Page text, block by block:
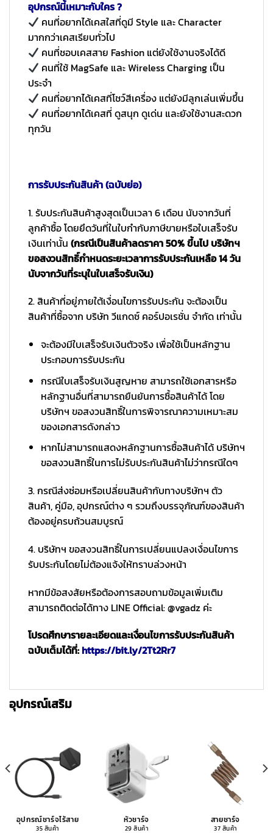
อุปกรณ์นี้เหมาะกับใคร ?
คนที่อยากได้เคสใสที่ดูมี Style และ Character
มากกว่าเคสเรียบทั่วไป
คนที่ชอบเคสสาย Fashion แต่ยังใช้งานจริงได้ดี
คนที่ใช้ MagSafe และ Wireless Charging เป็น
ประจำ
คนที่อยากได้เคสที่โชว์สีเครื่อง แต่ยังมีลูกเล่นเพิ่มขึ้น
คนที่อยากได้เคสที่ ดูสนุก ดูเด่น และยังใช้งานสะดวก
ทุกวัน
การรับประกันสินค้า (ฉบับย่อ)
1. รับประกันสินค้าสูงสุดเป็นเวลา 6 เดือน นับจากวันที่
ลูกค้าซื้อ โดยยึดวันที่ในใบกำกับภาษีขายหรือใบเสร็จรับ
เงินเท่านั้น (กรณีเป็นสินค้าลดราคา 50% ขึ้นไป บริษัทฯ
ขอสงวนสิทธิ์กำหนดระยะเวลาการรับประกันเหลือ 14 วัน
นับจากวันที่ระบุในใบเสร็จรับเงิน)
2. สินค้าที่อยู่ภายใต้เงื่อนไขการรับประกัน จะต้องเป็น
สินค้าที่ซื้อจาก บริษัท วีแกดซ์ คอร์ปอเรชั่น จำกัด เท่านั้น
จะต้องมีใบเสร็จรับเงินตัวจริง เพื่อใช้เป็นหลักฐาน
ประกอบการรับประกัน
กรณีใบเสร็จรับเงินสูญหาย สามารถใช้เอกสารหรือ
หลักฐานอื่นที่สามารถยืนยันการซื้อสินค้าได้ โดย
บริษัทฯ ขอสงวนสิทธิ์ในการพิจารณาความเหมาะสม
ของเอกสารดังกล่าว
หากไม่สามารถแสดงหลักฐานการซื้อสินค้าได้ บริษัทฯ
ขอสงวนสิทธิ์ในการไม่รับประกันสินค้าไม่ว่ากรณีใดๆ
3. กรณีส่งซ่อมหรือเปลี่ยนสินค้ากับทางบริษัทฯ ตัว
สินค้า, คู่มือ, อุปกรณ์ต่าง ๆ รวมถึงบรรจุภัณฑ์ของสินค้า
ต้องอยู่ครบถ้วนสมบูรณ์
4. บริษัทฯ ขอสงวนสิทธิ์ในการเปลี่ยนแปลงเงื่อนไขการ
รับประกันโดยไม่ต้องแจ้งให้ทราบล่วงหน้า
หากมีข้อสงสัยหรือต้องการสอบถามข้อมูลเพิ่มเติม
สามารถติดต่อได้ทาง LINE Official: @vgadz ค่ะ
โปรดศึกษารายละเอียดและเงื่อนไขการรับประกันสินค้า
ฉบับเต็มได้ที่:https://bit.ly/2Tt2Rr7
อุปกรณ์เสริม
อุปกรณ์ชาร์จไร้สาย
35 สินค้า
หัวชาร์จ
29 สินค้า
สายชาร์จ
37 สินค้า